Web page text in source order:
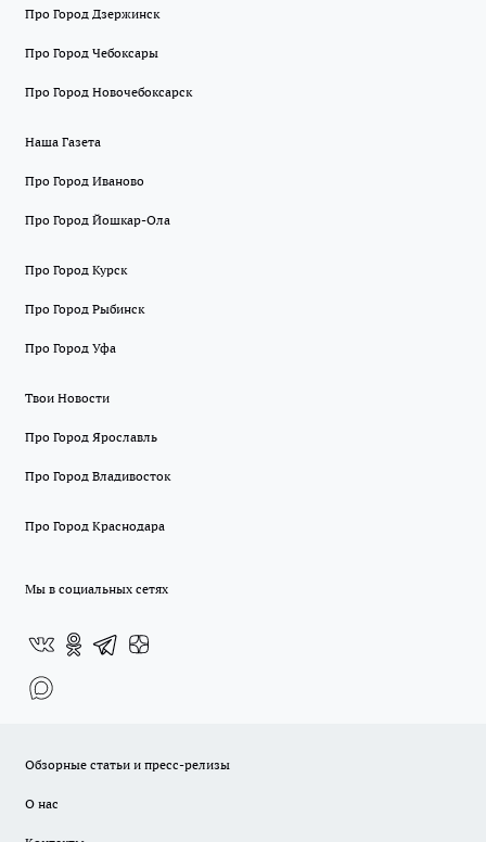
Про Город Дзержинск
Про Город Чебоксары
Про Город Новочебоксарск
Наша Газета
Про Город Иваново
Про Город Йошкар-Ола
Про Город Курск
Про Город Рыбинск
Про Город Уфа
Твои Новости
Про Город Ярославль
Про Город Владивосток
Про Город Краснодара
Мы в социальных сетях
Обзорные статьи и пресс-релизы
О нас